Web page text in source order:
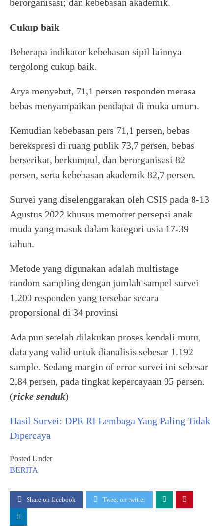
berorganisasi; dan kebebasan akademik.
Cukup baik
Beberapa indikator kebebasan sipil lainnya
tergolong cukup baik.
Arya menyebut, 71,1 persen responden merasa
bebas menyampaikan pendapat di muka umum.
Kemudian kebebasan pers 71,1 persen, bebas
berekspresi di ruang publik 73,7 persen, bebas
berserikat, berkumpul, dan berorganisasi 82
persen, serta kebebasan akademik 82,7 persen.
Survei yang diselenggarakan oleh CSIS pada 8-13
Agustus 2022 khusus memotret persepsi anak
muda yang masuk dalam kategori usia 17-39
tahun.
Metode yang digunakan adalah multistage
random sampling dengan jumlah sampel survei
1.200 responden yang tersebar secara
proporsional di 34 provinsi
Ada pun setelah dilakukan proses kendali mutu,
data yang valid untuk dianalisis sebesar 1.192
sample. Sedang margin of error survei ini sebesar
2,84 persen, pada tingkat kepercayaan 95 persen.
(ricke senduk)
Hasil Survei: DPR RI Lembaga Yang Paling Tidak
Dipercaya
Posted Under
BERITA
Share on facebook Tweet on twitter